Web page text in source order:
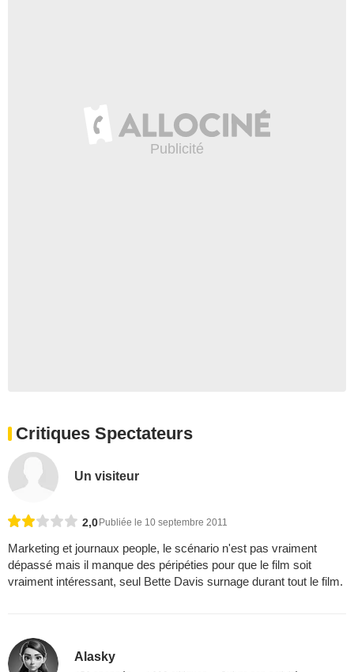
Critiques Spectateurs
Un visiteur
2,0 Publiée le 10 septembre 2011
Marketing et journaux people, le scénario n'est pas vraiment
dépassé mais il manque des péripéties pour que le film soit
vraiment intéressant, seul Bette Davis surnage durant tout le film.
Alasky